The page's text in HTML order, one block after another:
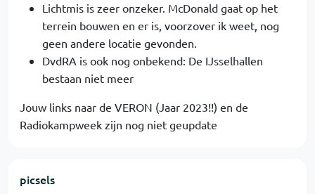
Lichtmis is zeer onzeker. McDonald gaat op het
terrein bouwen en er is, voorzover ik weet, nog
geen andere locatie gevonden.
DvdRA is ook nog onbekend: De IJsselhallen
bestaan niet meer
Jouw links naar de VERON (Jaar 2023!!) en de
Radiokampweek zijn nog niet geupdate
picsels